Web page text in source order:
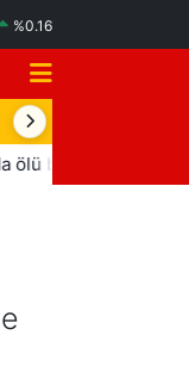
%0.16
Eyüp Can